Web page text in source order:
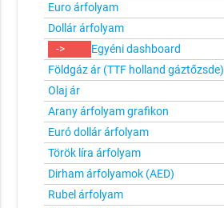
Euro árfolyam
Dollár árfolyam
->
Egyéni dashboard
Földgáz ár (TTF holland gáztőzsde)
Olaj ár
Arany árfolyam grafikon
Euró dollár árfolyam
Török líra árfolyam
Dirham árfolyamok (AED)
Rubel árfolyam